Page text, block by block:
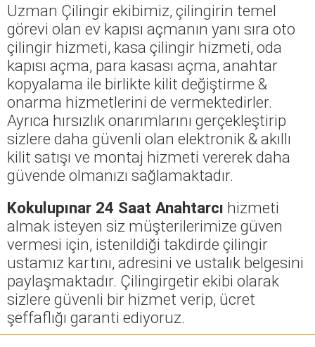
Uzman Çilingir ekibimiz, çilingirin temel
görevi olan ev kapısı açmanın yanı sıra oto
çilingir hizmeti, kasa çilingir hizmeti, oda
kapısı açma, para kasası açma, anahtar
kopyalama ile birlikte kilit değiştirme &
onarma hizmetlerini de vermektedirler.
Ayrıca hırsızlık onarımlarını gerçekleştirip
sizlere daha güvenli olan elektronik & akıllı
kilit satışı ve montaj hizmeti vererek daha
güvende olmanızı sağlamaktadır.
Kokulupınar 24 Saat Anahtarcı hizmeti
almak isteyen siz müşterilerimize güven
vermesi için, istenildiği takdirde çilingir
ustamız kartını, adresini ve ustalık belgesini
paylaşmaktadır. Çilingirgetir ekibi olarak
sizlere güvenli bir hizmet verip, ücret
şeffaflığı garanti ediyoruz.